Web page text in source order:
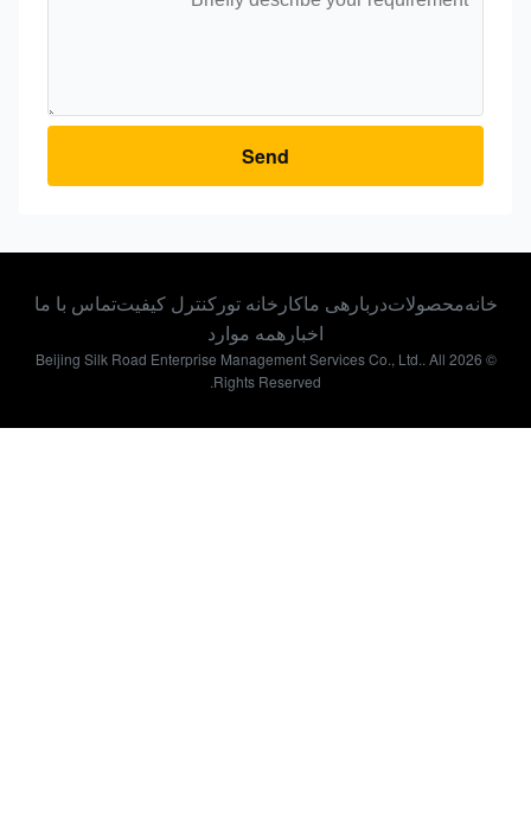
Send
محصولاتدربارهی ماکارخانه تورکنترل کیفیتتماس با ما
همه موارد
© 2026 Beijing Silk Road Enterprise Management Services Co., Ltd.. All
Rights Reserved.